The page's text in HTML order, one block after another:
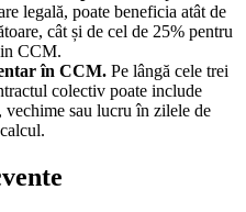
legală, poate beneficia atât de
cât și de cel de 25% pentru
CCM.
în CCM. Pe lângă cele trei
colectiv poate include
sau lucru în zilele de